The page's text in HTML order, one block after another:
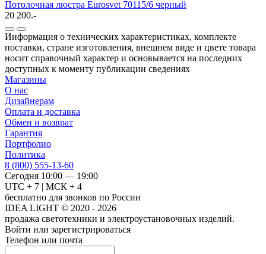
Потолочная люстра Eurosvet 70115/6 черный
20 200.-
Информация о технических характеристиках, комплекте
поставки, стране изготовления, внешнем виде и цвете товара
носит справочный характер и основывается на последних
доступных к моменту публикации сведениях
Магазины
О нас
Дизайнерам
Оплата и доставка
Обмен и возврат
Гарантия
Портфолио
Политика
8 (800) 555-13-60
Сегодня 10:00 — 19:00
UTC + 7 | МСК + 4
бесплатно для звонков по России
IDEA LIGHT © 2020 - 2026
продажа светотехники и электроустановочных изделий.
Войти или зарегистрироваться
Телефон или почта